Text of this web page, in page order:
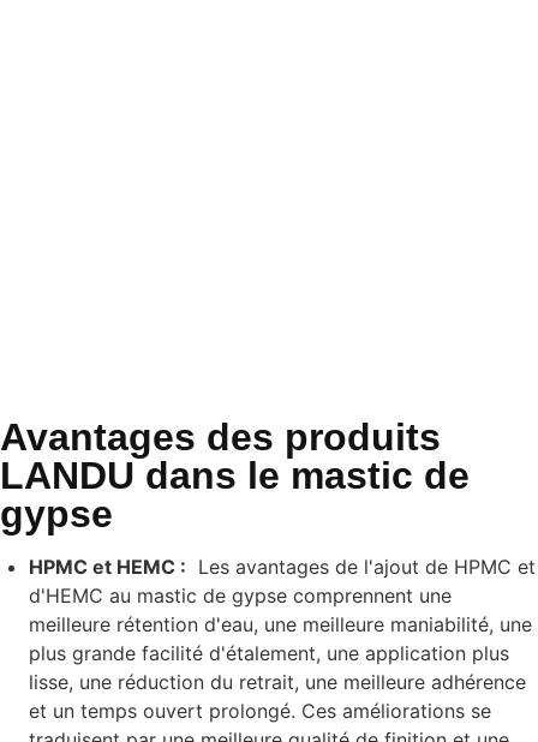
Avantages des produits
LANDU dans le mastic de
gypse
HPMC et HEMC : Les avantages de l'ajout de HPMC et
d'HEMC au mastic de gypse comprennent une
meilleure rétention d'eau, une meilleure maniabilité, une
plus grande facilité d'étalement, une application plus
lisse, une réduction du retrait, une meilleure adhérence
et un temps ouvert prolongé. Ces améliorations se